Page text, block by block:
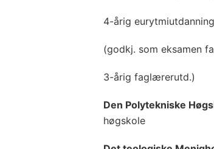
4-årig
(godkj. som eksamen
3-årig faglærerutd.)
Den Polytekniske
høgskole